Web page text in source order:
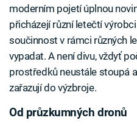
moderním pojetí úplnou
přicházejí různí letečtí
součinnost v rámci různých
vypadat. A není divu, vždyť
prostředků neustále stoupá
zařazují do výzbroje.
Od průzkumných dronů